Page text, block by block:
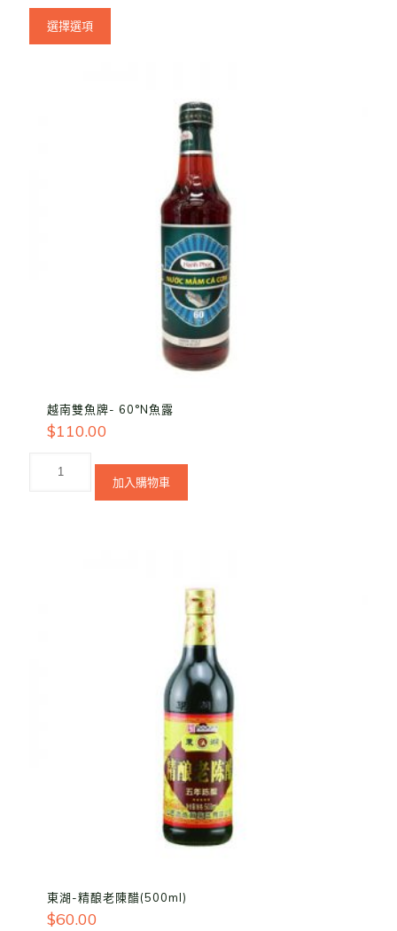
選擇選項
越南雙魚牌- 60°N魚露
$110.00
加入購物車
東湖-精酿老陳醋(500ml)
$60.00